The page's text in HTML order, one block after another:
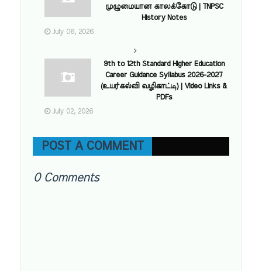
முழுமையான காலக்கோடு | TNPSC
History Notes
July 06, 2026
9th to 12th Standard Higher Education
Career Guidance Syllabus 2026-2027
(உயர்கல்வி வழிகாட்டி) | Video Links &
PDFs
July 02, 2026
POST A COMMENT
0 Comments